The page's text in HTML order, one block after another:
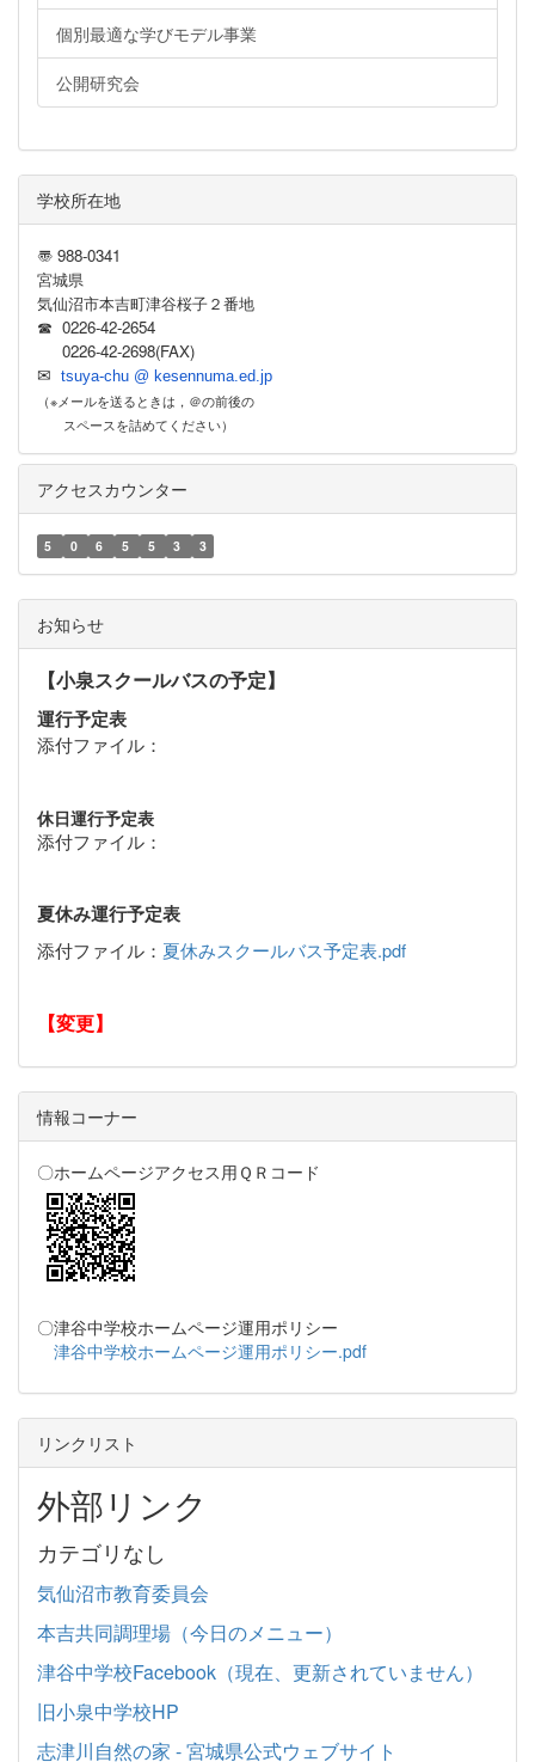
個別最適な学びモデル事業
公開研究会
学校所在地
〠 988-0341
宮城県
気仙沼市本吉町津谷桜子２番地
☎ 0226-42-2654
0226-42-2698(FAX)
✉ tsuya-chu @ kesennuma.ed.jp
（※メールを送るときは，＠の前後の
スペースを詰めてください）
アクセスカウンター
5 0 6 5 5 3 3
お知らせ
【小泉スクールバスの予定】
運行予定表
添付ファイル：
休日運行予定表
添付ファイル：
夏休み運行予定表
添付ファイル： 夏休みスクールバス予定表.pdf
【変更】
情報コーナー
〇ホームページアクセス用ＱＲコード
〇津谷中学校ホームページ運用ポリシー
津谷中学校ホームページ運用ポリシー.pdf
リンクリスト
外部リンク
カテゴリなし
気仙沼市教育委員会
本吉共同調理場（今日のメニュー）
津谷中学校Facebook（現在、更新されていません）
旧小泉中学校HP
志津川自然の家 - 宮城県公式ウェブサイト